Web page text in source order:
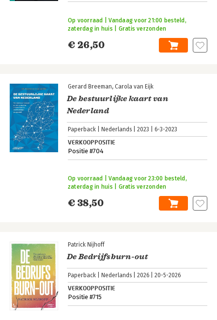
€ 26,50
Op voorraad | Vandaag voor 21:00 besteld,
zaterdag in huis | Gratis verzonden
Gerard Breeman Carola van Eijk
De bestuurlijke kaart van
Nederland
Paperback Nederlands 2023 6-3-2023
VERKOOPPOSITIE
Positie #704
€ 38,50
Op voorraad | Vandaag voor 23:00 besteld,
zaterdag in huis | Gratis verzonden
Patrick Nijhoff
De Bedrijfsburn-out
Paperback Nederlands 2026 20-5-2026
VERKOOPPOSITIE
Positie #715